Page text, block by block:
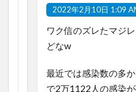
2022年2月10日 1:09
ワク信のズレたマジ
どなw
最近では感染数の多
で2万1122人の感染